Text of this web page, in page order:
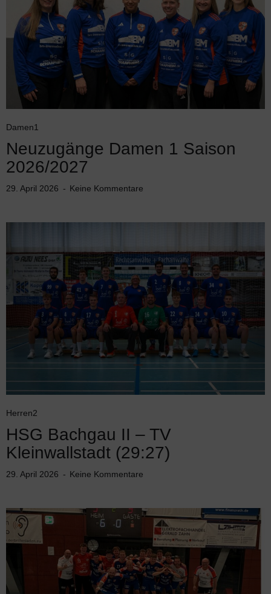
Damen1
Neuzugänge Damen 1 Saison
2026/2027
29. April 2026 Keine Kommentare
Herren2
HSG Bachgau II – TV
Kleinwallstadt (29:27)
29. April 2026 Keine Kommentare